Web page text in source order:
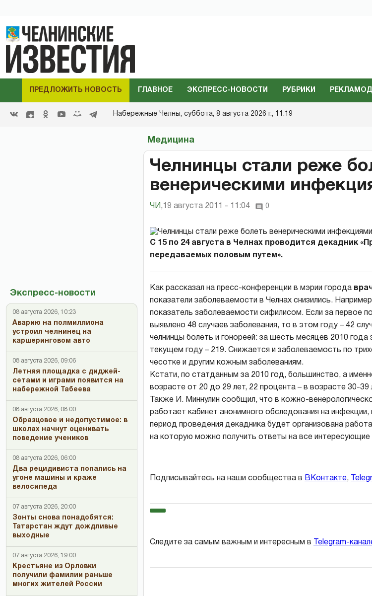
ПРЕДЛОЖИТЬ НОВОСТЬ ГЛАВНОЕ ЭКСПРЕСС-НОВОСТИ РУБРИКИ
Набережные Челны, суббота, 8 августа 2026 г., 11:19
Экспресс-новости
08 августа 2026, 10:23
Аварию на полмиллиона
устроил челнинец на
каршеринговом авто
08 августа 2026, 09:06
Летняя площадка с диджей-
сетами и играми появится на
набережной Табеева
08 августа 2026, 08:00
Образцовое и недопустимое: в
школах начнут оценивать
поведение учеников
08 августа 2026, 06:00
Два рецидивиста попались на
угоне машины и краже
велосипеда
07 августа 2026, 20:00
Зонты снова понадобятся:
Татарстан ждут дождливые
выходные
07 августа 2026, 19:00
Крестьяне из Орловки
получили фамилии раньше
многих жителей России
Медицина
Челнинцы стали реже
венерическими
ЧИ , 19 августа 2011 - 11:04 0
С 15 по 24 августа в Челнах проводится декадник
передаваемых половым путем».
Как рассказал на пресс-конференции в мэрии города
показатели заболеваемости в Челнах снизились.
показатель заболеваемости сифилисом. Если за первое
выявлено 48 случаев заболевания, то в этом году – 42
челнинцы болеть и гонореей: за шесть месяцев 2010 года
текущем году – 219. Снижается и заболеваемость по
чесотке и другим кожным заболеваниям.
Кстати, по статданным за 2010 год, большинство, а
возрасте от 20 до 29 лет, 22 процента – в возрасте 30-39
Также И. Миннулин сообщил, что в кожно-
работает кабинет анонимного обследования на
период проведения декадника будет организована
на которую можно получить ответы на все интересующие
Подписывайтесь на наши сообщества в ВКонтакте,
Следите за самым важным и интересным в Telegram-